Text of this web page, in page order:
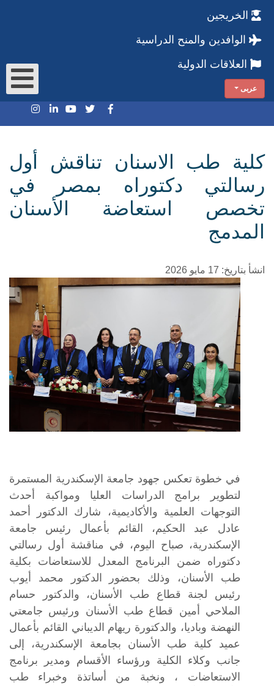
الخريجين
الوافدين والمنح الدراسية
العلاقات الدولية
عربى
كلية طب الاسنان تناقش أول
رسالتي دكتوراه بمصر في
تخصص استعاضة الأسنان
المدمج
انشأ بتاريخ: 17 مايو 2026
في خطوة تعكس جهود جامعة الإسكندرية المستمرة
لتطوير برامج الدراسات العليا ومواكبة أحدث
التوجهات العلمية والأكاديمية، شارك الدكتور أحمد
عادل عبد الحكيم، القائم بأعمال رئيس جامعة
الإسكندرية، صباح اليوم، في مناقشة أول رسالتي
دكتوراه ضمن البرنامج المعدل للاستعاضات بكلية
طب الأسنان، وذلك بحضور الدكتور محمد أيوب
رئيس لجنة قطاع طب الأسنان، والدكتور حسام
الملاحي أمين قطاع طب الأسنان ورئيس جامعتي
النهضة وباديا، والدكتورة ريهام الديباني القائم بأعمال
عميد كلية طب الأسنان بجامعة الإسكندرية، إلى
جانب وكلاء الكلية ورؤساء الأقسام ومدير برنامج
الاستعاضات ، ونخبة من أساتذة وخبراء طب